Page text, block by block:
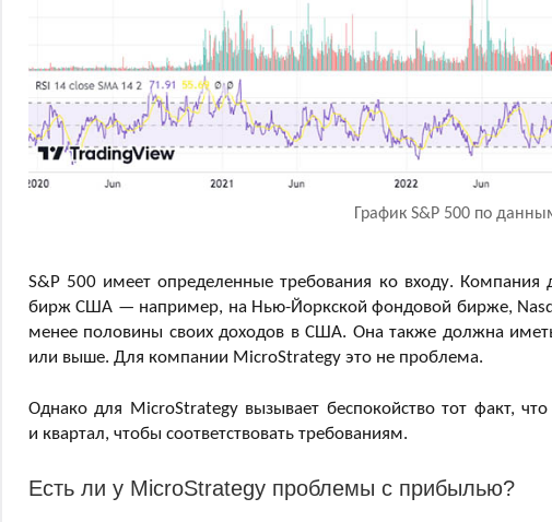
График S&P 500 по
S&P 500 имеет определенные требования ко входу.
бирж США — например, на Нью-Йоркской фондовой бирже,
менее половины своих доходов в США. Она также должна
или выше. Для компании MicroStrategy это не проблема.
Однако для MicroStrategy вызывает беспокойство тот факт,
и квартал, чтобы соответствовать требованиям.
Есть ли у MicroStrategy проблемы с прибылью?